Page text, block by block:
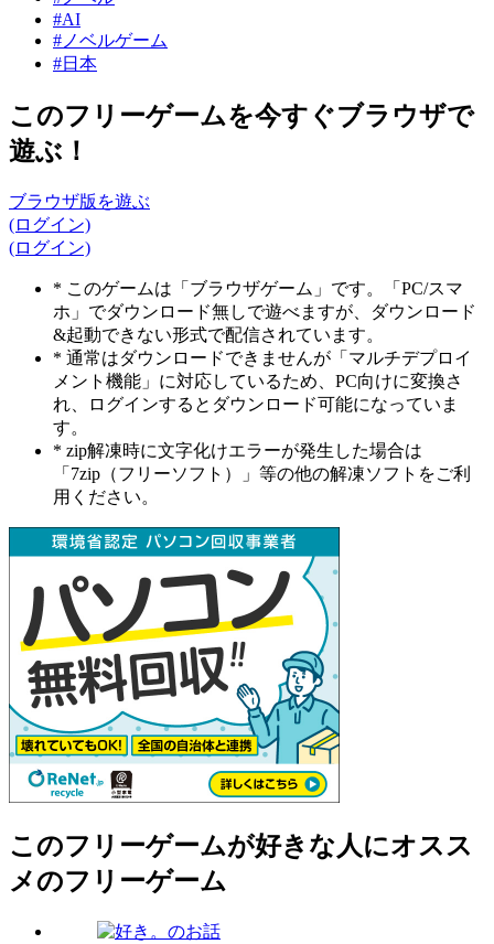
#AI
#ノベルゲーム
#日本
このフリーゲームを今すぐブラウザで
遊ぶ！
ブラウザ版を遊ぶ
(ログイン)
(ログイン)
* このゲームは「ブラウザゲーム」です。「PC/スマ
ホ」でダウンロード無しで遊べますが、ダウンロード
&起動できない形式で配信されています。
* 通常はダウンロードできませんが「マルチデプロイ
メント機能」に対応しているため、PC向けに変換さ
れ、ログインするとダウンロード可能になっていま
す。
* zip解凍時に文字化けエラーが発生した場合は
「7zip（フリーソフト）」等の他の解凍ソフトをご利
用ください。
このフリーゲームが好きな人にオスス
メのフリーゲーム